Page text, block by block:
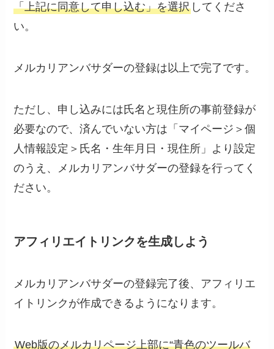
「上記に同意して申し込む」を選択 してくださ
い。
メルカリアンバサダーの登録は以上で完了です。
ただし、申し込みには氏名と現住所の事前登録が
必要なので、済んでいない方は「マイページ＞個
人情報設定＞氏名・生年月日・現住所」より設定
のうえ、メルカリアンバサダーの登録を行ってく
ださい。
アフィリエイトリンクを生成しよう
メルカリアンバサダーの登録完了後、アフィリエ
イトリンクが作成できるようになります。
Web版のメルカリページ上部に“青色のツールバ